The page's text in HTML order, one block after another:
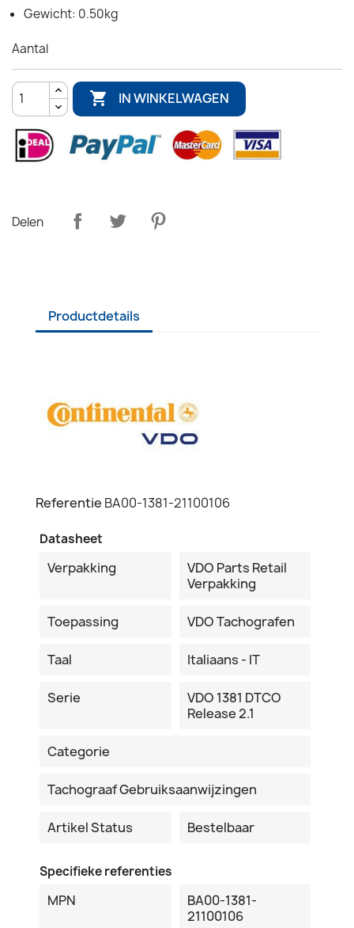
Gewicht: 0.50kg
Aantal
 IN WINKELWAGEN
Delen
Productdetails
Referentie BA00-1381-21100106
Datasheet
Verpakking
VDO Parts Retail
Verpakking
Toepassing VDO Tachografen
Taal Italiaans - IT
Serie
VDO 1381 DTCO
Release 2.1
Categorie
Tachograaf Gebruiksaanwijzingen
Artikel Status Bestelbaar
Specifieke referenties
MPN
BA00-1381-
21100106